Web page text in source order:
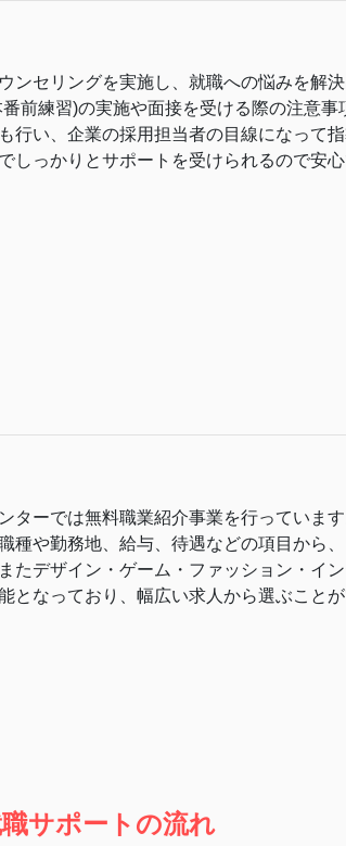
ンセリングを実施し、就職への悩みを解
前練習)の実施や面接を受ける際の注意
行い、企業の採用担当者の目線になって指
しっかりとサポートを受けられるので安心
ターでは無料職業紹介事業を行っていま
種や勤務地、給与、待遇などの項目から
たデザイン・ゲーム・ファッション・イ
となっており、幅広い求人から選ぶことが
サポートの流れ